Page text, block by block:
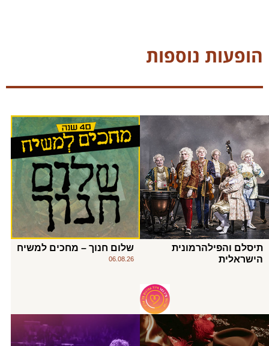
הופעות נוספות
תיסלם והפילהרמונית
הישראלית
שלום חנוך – מחכים למשיח
06.08.26